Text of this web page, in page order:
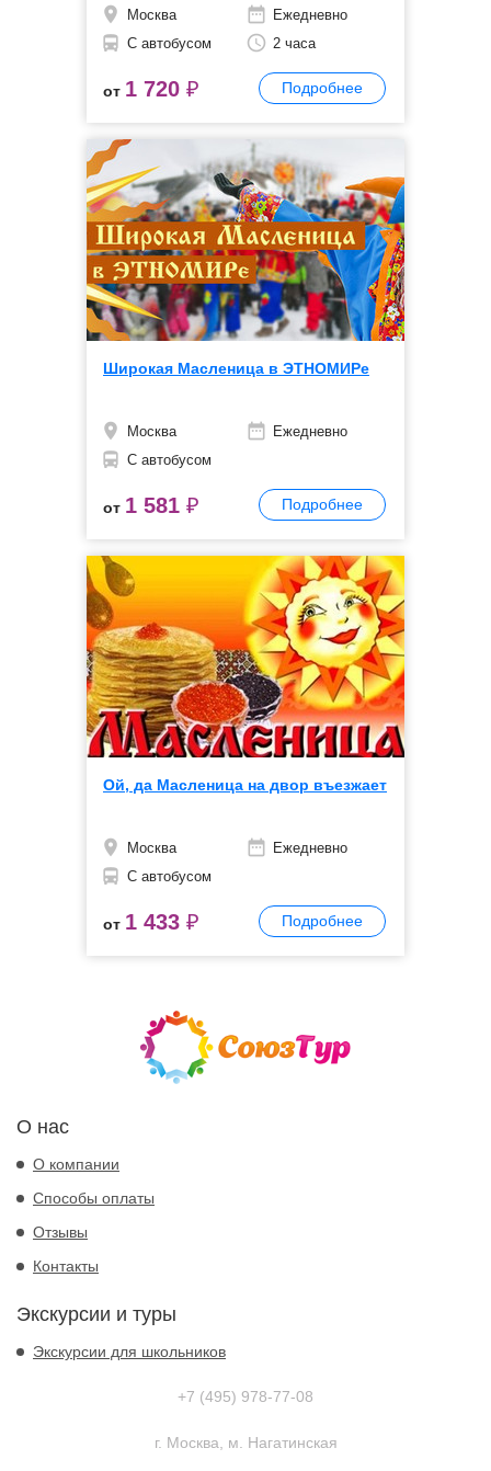
Москва
Ежедневно
С автобусом
2 часа
Подробнее
от 1 720 ₽
Широкая Масленица в ЭТНОМИРе
Москва
Ежедневно
С автобусом
Подробнее
от 1 581 ₽
Ой, да Масленица на двор въезжает
Москва
Ежедневно
С автобусом
Подробнее
от 1 433 ₽
О нас
О компании
Способы оплаты
Отзывы
Контакты
Экскурсии и туры
Экскурсии для школьников
+7 (495) 978-77-08
г. Москва, м. Нагатинская